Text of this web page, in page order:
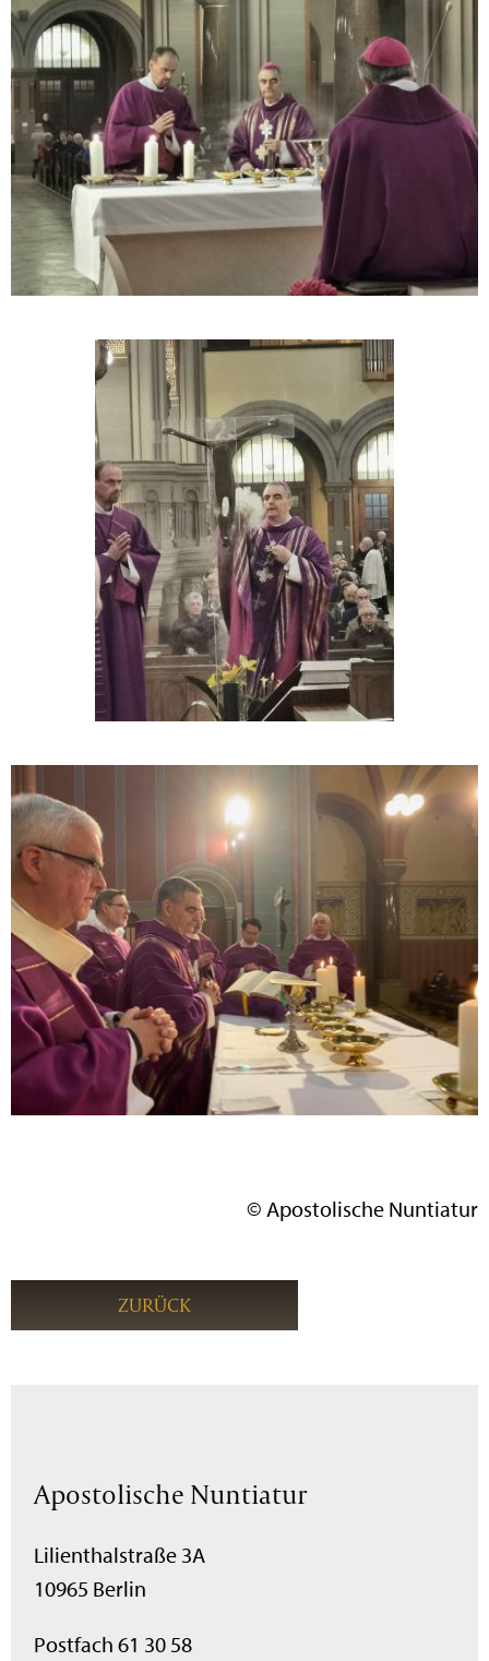
© Apostolische Nuntiatur
ZURÜCK
Apostolische Nuntiatur
Lilienthalstraße 3A
10965 Berlin
Postfach 61 30 58